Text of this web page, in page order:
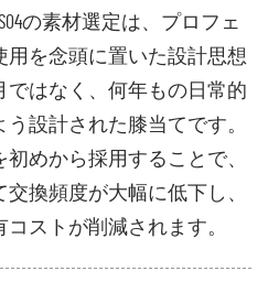
の素材選定は、プロフェ
用を念頭に置いた設計思想
ではなく、何年もの日常的
設計された膝当てです。
めから採用することで、
換頻度が大幅に低下し、
ストが削減されます。